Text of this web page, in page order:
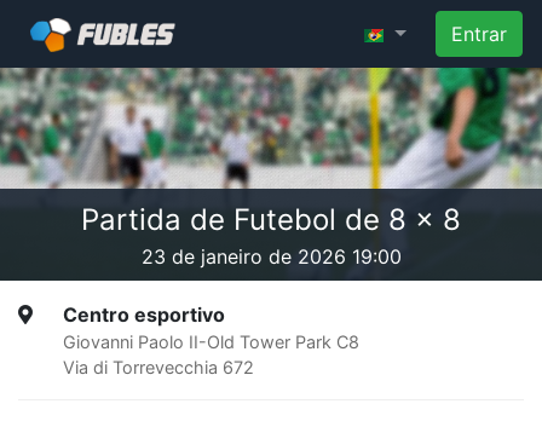
Entrar
Partida de Futebol de 8 x 8
23 de janeiro de 2026 19:00
Centro esportivo
Giovanni Paolo II-Old Tower Park C8
Via di Torrevecchia 672